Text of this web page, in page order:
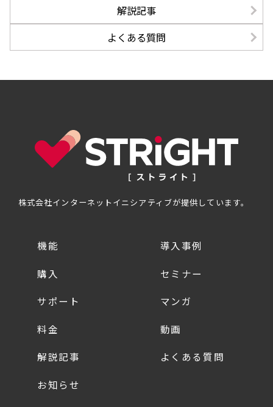
解説記事
よくある質問
株式会社インターネットイニシアティブが提供しています。
機能
購入
サポート
料金
導入事例
セミナー
マンガ
動画
解説記事 よくある質問
お知らせ